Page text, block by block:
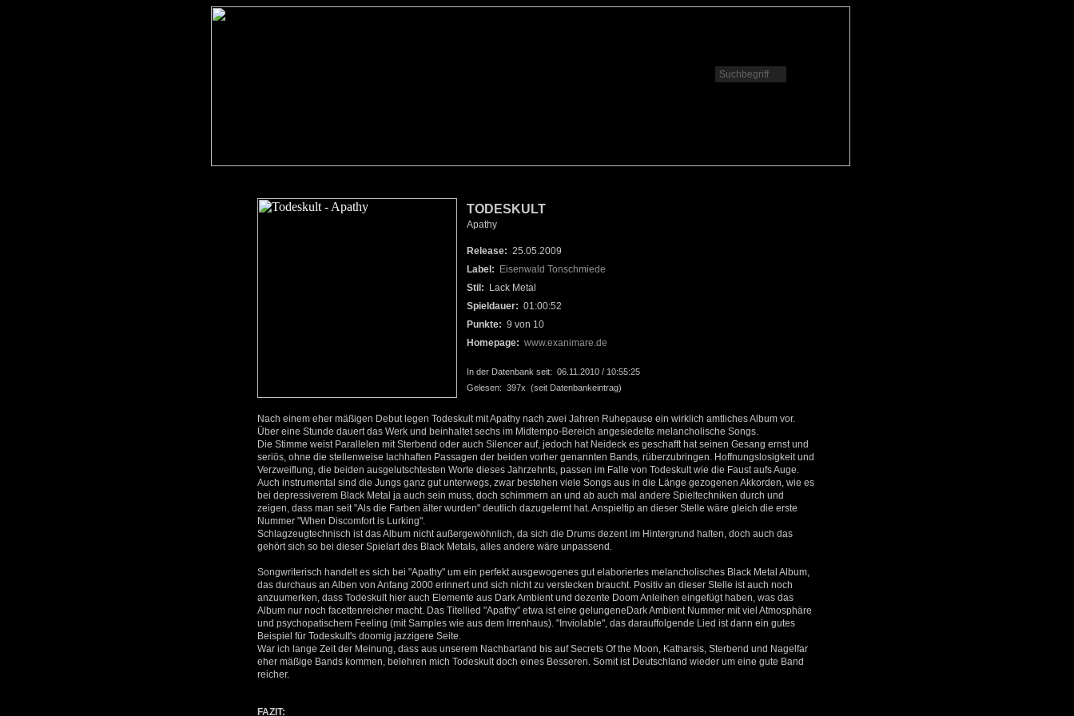
TODESKULT
Apathy
Release: 25.05.2009
Label:
Eisenwald Tonschmiede
Stil: Lack Metal
Spieldauer: 01:00:52
Punkte: 9 von 10
Homepage: www.exanimare.de
In der Datenbank seit: 06.11.2010 / 10:55:25
Gelesen: 397x (seit Datenbankeintrag)
Nach einem eher mäßigen Debut legen Todeskult mit Apathy nach zwei Jahren Ruhepause ein wirklich amtliches Album vor.
Über eine Stunde dauert das Werk und beinhaltet sechs im Midtempo-Bereich angesiedelte melancholische Songs.
Die Stimme weist Parallelen mit Sterbend oder auch Silencer auf, jedoch hat Neideck es geschafft hat seinen Gesang ernst und
seriös, ohne die stellenweise lachhaften Passagen der beiden vorher genannten Bands, rüberzubringen. Hoffnungslosigkeit und
Verzweiflung, die beiden ausgelutschtesten Worte dieses Jahrzehnts, passen im Falle von Todeskult wie die Faust aufs Auge.
Auch instrumental sind die Jungs ganz gut unterwegs, zwar bestehen viele Songs aus in die Länge gezogenen Akkorden, wie es
bei depressiverem Black Metal ja auch sein muss, doch schimmern an und ab auch mal andere Spieltechniken durch und
zeigen, dass man seit "Als die Farben älter wurden" deutlich dazugelernt hat. Anspieltip an dieser Stelle wäre gleich die erste
Nummer "When Discomfort is Lurking".
Schlagzeugtechnisch ist das Album nicht außergewöhnlich, da sich die Drums dezent im Hintergrund halten, doch auch das
gehört sich so bei dieser Spielart des Black Metals, alles andere wäre unpassend.
Songwriterisch handelt es sich bei "Apathy" um ein perfekt ausgewogenes gut elaboriertes melancholisches Black Metal Album,
das durchaus an Alben von Anfang 2000 erinnert und sich nicht zu verstecken braucht. Positiv an dieser Stelle ist auch noch
anzuumerken, dass Todeskult hier auch Elemente aus Dark Ambient und dezente Doom Anleihen eingefügt haben, was das
Album nur noch facettenreicher macht. Das Titellied "Apathy" etwa ist eine gelungeneDark Ambient Nummer mit viel Atmosphäre
und psychopatischem Feeling (mit Samples wie aus dem Irrenhaus). "Inviolable", das darauffolgende Lied ist dann ein gutes
Beispiel für Todeskult's doomig jazzigere Seite.
War ich lange Zeit der Meinung, dass aus unserem Nachbarland bis auf Secrets Of the Moon, Katharsis, Sterbend und Nagelfar
eher mäßige Bands kommen, belehren mich Todeskult doch eines Besseren. Somit ist Deutschland wieder um eine gute Band
reicher.
FAZIT: